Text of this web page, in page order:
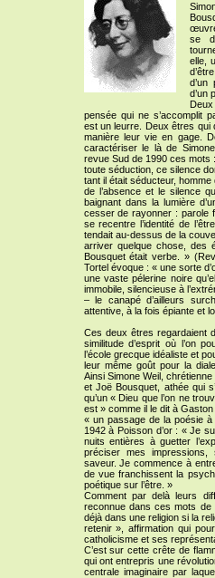
se
elle,
d’un
d’un
pensée qui ne s’accomplit
est un leurre. Deux êtres qui
manière leur vie en gage.
caractériser le là de
revue Sud de 1990 ces mots
toute séduction, ce silence
tant il était séducteur,
de l’absence et le silence
baignant dans la lumière
cesser de rayonner : parole
se recentre l’identité de
tendait au-dessus de la
arriver quelque chose, des
Bousquet était verbe. »
Tortel évoque : « une sorte
une vaste pélerine noire
immobile, silencieuse à
– le canapé d’ailleurs
attentive, à la fois épiante et
Ces deux êtres regardaient
similitude d’esprit où l’on
l’école grecque idéaliste et
leur même goût pour la
Ainsi Simone Weil,
et Joë Bousquet, athée qui
qu’un « Dieu que l’on ne
est » comme il le dit à
« un passage de la poésie
1942 à Poisson d’or : « Je
nuits entières à guetter
préciser mes impressions,
saveur. Je commence à
de vue franchissent la
poétique sur l’être. »
Comment par delà leurs
reconnue dans ces mots
déjà dans une religion si la
retenir », affirmation qui
catholicisme et ses
C’est sur cette crête de
qui ont entrepris une
centrale imaginaire par